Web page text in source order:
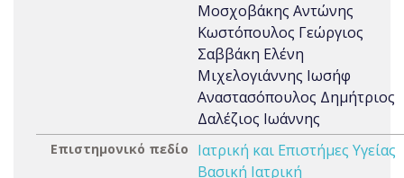
Μοσχοβάκης Αντώνης
Κωστόπουλος Γεώργιος
Σαββάκη Ελένη
Μιχελογιάννης Ιωσήφ
Αναστασόπουλος Δημήτριος
Δαλέζιος Ιωάννης
Επιστημονικό πεδίο
Ιατρική και Επιστήμες Υγείας
Βασική Ιατρική